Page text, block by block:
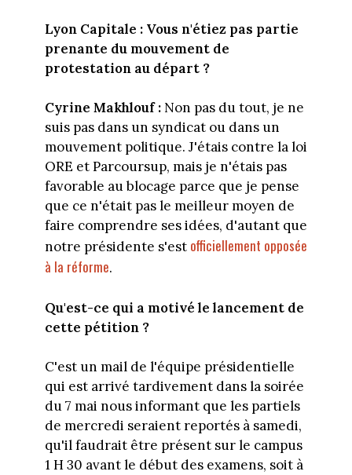
Lyon Capitale : Vous n'étiez pas partie
prenante du mouvement de
protestation au départ ?
Cyrine Makhlouf :Non pas du tout, je ne
suis pas dans un syndicat ou dans un
mouvement politique. J'étais contre la loi
ORE et Parcoursup, mais je n'étais pas
favorable au blocage parce que je pense
que ce n'était pas le meilleur moyen de
faire comprendre ses idées, d'autant que
notre présidente s'est officiellement opposée
à la réforme.
Qu'est-ce qui a motivé le lancement de
cette pétition ?
C'est un mail de l'équipe présidentielle
qui est arrivé tardivement dans la soirée
du 7 mai nous informant que les partiels
de mercredi seraient reportés à samedi,
qu'il faudrait être présent sur le campus
1 H 30 avant le début des examens, soit à